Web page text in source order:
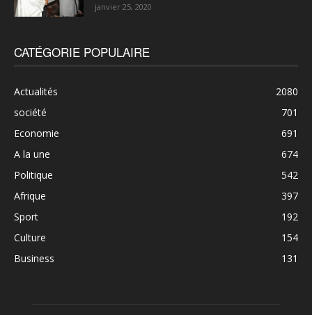
janvier 25, 2020
CATÉGORIE POPULAIRE
Actualités
2080
société
701
Economie
691
A la une
674
Politique
542
Afrique
397
Sport
192
Culture
154
Business
131